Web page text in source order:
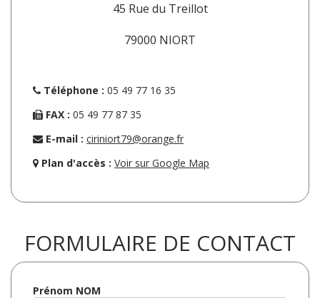
45 Rue du Treillot
79000 NIORT
Téléphone : 05 49 77 16 35
FAX : 05 49 77 87 35
E-mail : ciriniort79@orange.fr
Plan d'accès : Voir sur Google Map
FORMULAIRE DE CONTACT
Prénom NOM